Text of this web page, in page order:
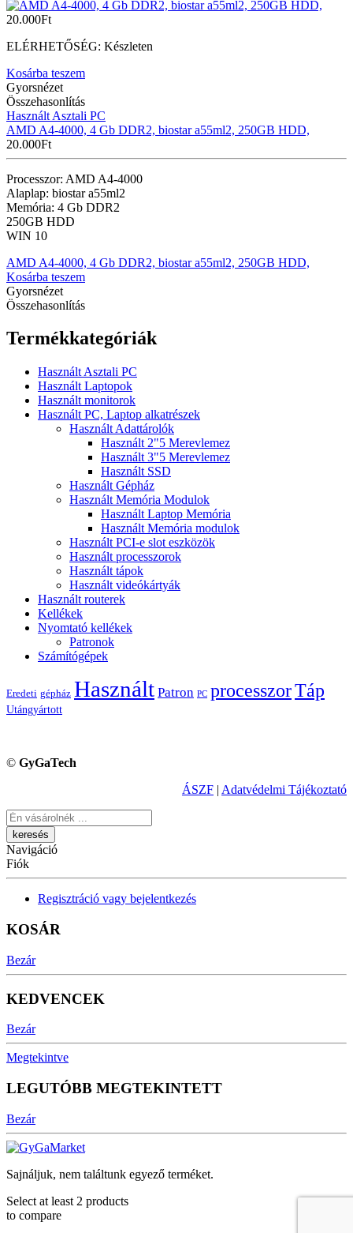
20.000Ft
ELÉRHETŐSÉG: Készleten
Kosárba teszem
Gyorsnézet
Összehasonlítás
Használt Asztali PC
AMD A4-4000, 4 Gb DDR2, biostar a55ml2, 250GB HDD,
20.000Ft
Processzor: AMD A4-4000
Alaplap: biostar a55ml2
Memória: 4 Gb DDR2
250GB HDD
WIN 10
AMD A4-4000, 4 Gb DDR2, biostar a55ml2, 250GB HDD,
Kosárba teszem
Gyorsnézet
Összehasonlítás
Termékkategóriák
Használt Asztali PC
Használt Laptopok
Használt monitorok
Használt PC, Laptop alkatrészek
Használt Adattárolók
Használt 2"5 Merevlemez
Használt 3"5 Merevlemez
Használt SSD
Használt Gépház
Használt Memória Modulok
Használt Laptop Memória
Használt Memória modulok
Használt PCI-e slot eszközök
Használt processzorok
Használt tápok
Használt videókártyák
Használt routerek
Kellékek
Nyomtató kellékek
Patronok
Számítógépek
Eredeti gépház Használt Patron PC processzorTáp
Utángyártott
© GyGaTech
ÁSZF | Adatvédelmi Tájékoztató
Keresés
Navigáció
Fiók
Regisztráció vagy bejelentkezés
KOSÁR
Bezár
KEDVENCEK
Bezár
Megtekintve
LEGUTÓBB MEGTEKINTETT
Bezár
Sajnáljuk, nem találtunk egyező terméket.
Select at least 2 products
to compare